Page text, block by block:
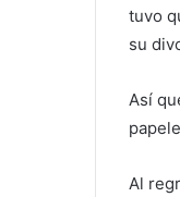
tuvo
su
Así
Al